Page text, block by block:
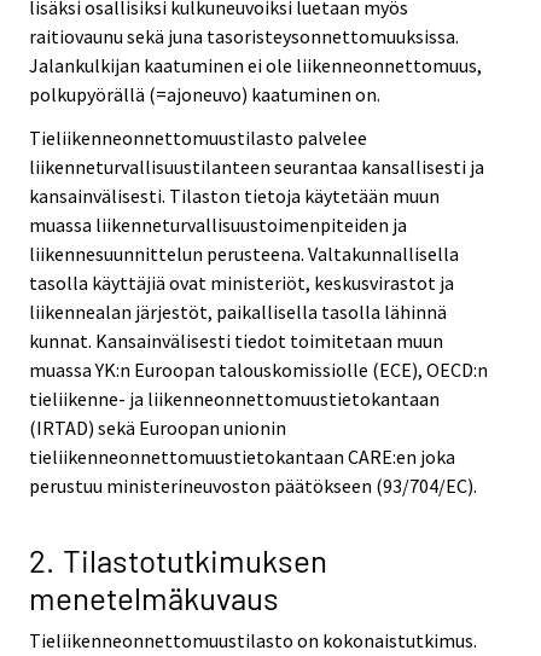
lisäksi osallisiksi kulkuneuvoiksi luetaan myös
raitiovaunu sekä juna tasoristeysonnettomuuksissa.
Jalankulkijan kaatuminen ei ole liikenneonnettomuus,
polkupyörällä (=ajoneuvo) kaatuminen on.
Tieliikenneonnettomuustilasto palvelee
liikenneturvallisuustilanteen seurantaa kansallisesti ja
kansainvälisesti. Tilaston tietoja käytetään muun
muassa liikenneturvallisuustoimenpiteiden ja
liikennesuunnittelun perusteena. Valtakunnallisella
tasolla käyttäjiä ovat ministeriöt, keskusvirastot ja
liikennealan järjestöt, paikallisella tasolla lähinnä
kunnat. Kansainvälisesti tiedot toimitetaan muun
muassa YK:n Euroopan talouskomissiolle (ECE), OECD:n
tieliikenne- ja liikenneonnettomuustietokantaan
(IRTAD) sekä Euroopan unionin
tieliikenneonnettomuustietokantaan CARE:en joka
perustuu ministerineuvoston päätökseen (93/704/EC).
2. Tilastotutkimuksen
menetelmäkuvaus
Tieliikenneonnettomuustilasto on kokonaistutkimus.